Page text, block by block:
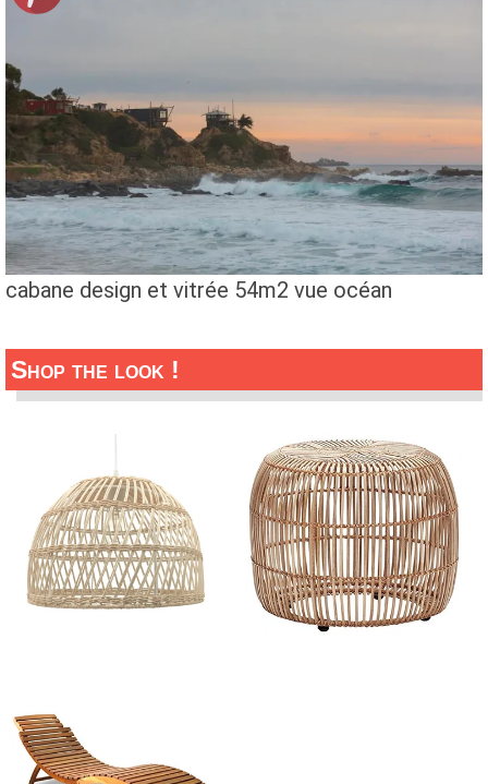
cabane design et vitrée 54m2 vue océan
Shop the look !